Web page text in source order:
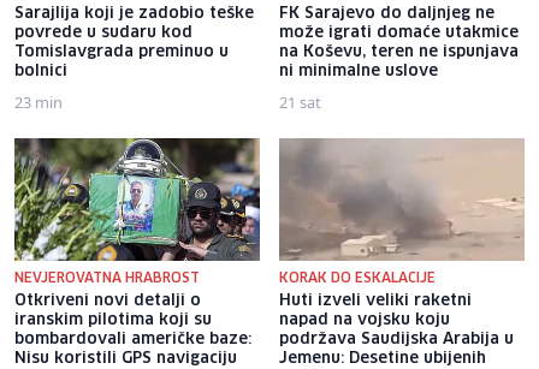
Sarajlija koji je zadobio teške
povrede u sudaru kod
Tomislavgrada preminuo u
bolnici
23 min
FK Sarajevo do daljnjeg ne
može igrati domaće utakmice
na Koševu, teren ne ispunjava
ni minimalne uslove
21 sat
NEVJEROVATNA HRABROST
Otkriveni novi detalji o
iranskim pilotima koji su
bombardovali američke baze:
Nisu koristili GPS navigaciju
KORAK DO ESKALACIJE
Huti izveli veliki raketni
napad na vojsku koju
podržava Saudijska Arabija u
Jemenu: Desetine ubijenih